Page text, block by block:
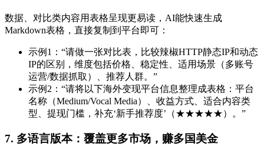
数据、对比类内容用表格呈现更易读，AI能快速生成
Markdown表格，直接复制到平台即可：
示例1：“请做一张对比表，比较辣椒HTTP静态IP和动态
IP的区别，维度包括价格、稳定性、适用场景（多账号
运营/数据抓取）、推荐人群。”
示例2：“请将以下海外变现平台信息整理成表格：平台
名称（Medium/Vocal Media）、收益方式、适合内容类
型、提现门槛，补充‘新手推荐度’（★★★★★）。”
7. 多语言版本：覆盖更多市场，赚多国美金